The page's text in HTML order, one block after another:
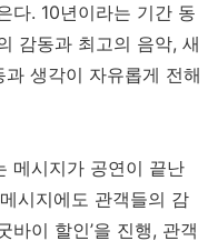
다. 10년이라는 기간 동
감동과 최고의 음악, 새
생각이 자유롭게 전해
메시지가 공연이 끝난
시지에도 관객들의 감
바이 할인’을 진행, 관객